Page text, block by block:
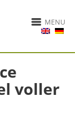
MENU
voller